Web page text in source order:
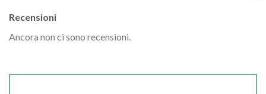
Recensioni
Ancora non ci sono recensioni.